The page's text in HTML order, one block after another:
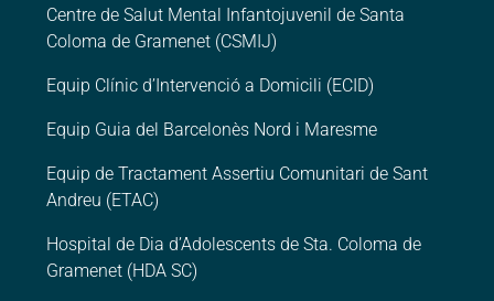
Centre de Salut Mental Infantojuvenil de Santa
Coloma de Gramenet (CSMIJ)
Equip Clínic d’Intervenció a Domicili (ECID)
Equip Guia del Barcelonès Nord i Maresme
Equip de Tractament Assertiu Comunitari de Sant
Andreu (ETAC)
Hospital de Dia d’Adolescents de Sta. Coloma de
Gramenet (HDA SC)